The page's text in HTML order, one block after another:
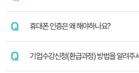
휴대폰 인증은 왜 해야하나요?
기업수강신청(환급과정) 방법을 알려주